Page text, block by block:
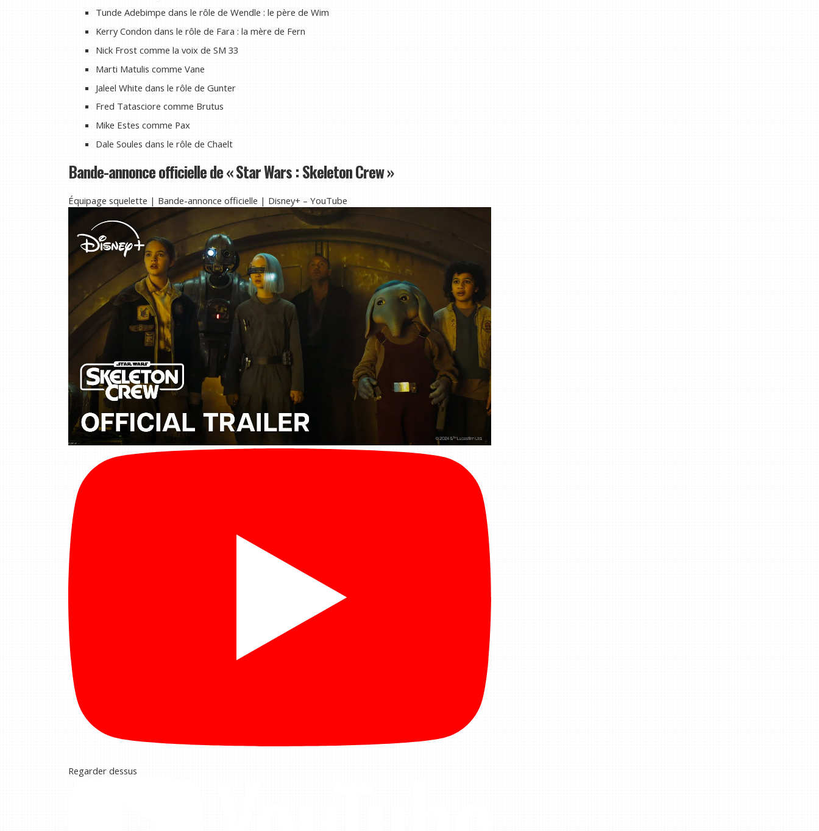
Tunde Adebimpe dans le rôle de Wendle : le père de Wim
Kerry Condon dans le rôle de Fara : la mère de Fern
Nick Frost comme la voix de SM 33
Marti Matulis comme Vane
Jaleel White dans le rôle de Gunter
Fred Tatasciore comme Brutus
Mike Estes comme Pax
Dale Soules dans le rôle de Chaelt
Bande-annonce officielle de « Star Wars : Skeleton Crew »
Équipage squelette | Bande-annonce officielle | Disney+ – YouTube
Regarder dessus